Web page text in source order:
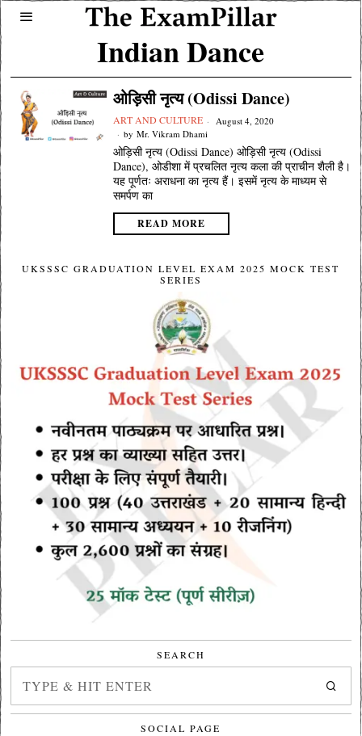
Indian Dance
ओड़िसी नृत्य (Odissi Dance)
ART AND CULTURE
August 4, 2020
by Mr. Vikram Dhami
ओड़िसी नृत्य (Odissi Dance) ओड़िसी नृत्य (Odissi
Dance), ओडीशा में प्रचलित नृत्य कला की प्राचीन शैली है।
यह पूर्णतः अराधना का नृत्य हैं। इसमें नृत्य के माध्यम से
समर्पण का
READ MORE
UKSSSC GRADUATION LEVEL EXAM 2025 MOCK TEST
SERIES
SEARCH
SOCIAL PAGE